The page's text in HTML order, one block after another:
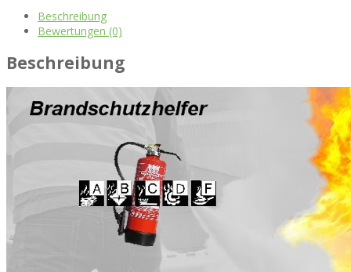
Beschreibung
Bewertungen (0)
Beschreibung